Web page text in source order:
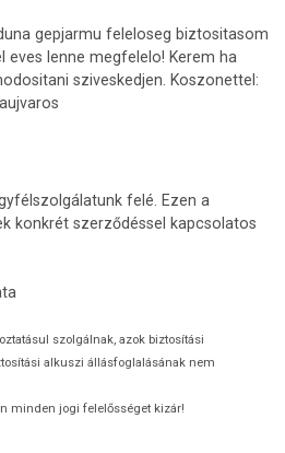
gepjarmu feleloseg biztositasom
eves lenne megfelelo! Kerem ha
sziveskedjen. Koszonettel:
felé. Ezen a
konkrét szerződéssel kapcsolatos
szolgálnak, azok biztosítási
alkuszi állásfoglalásának nem
minden jogi felelősséget kizár!